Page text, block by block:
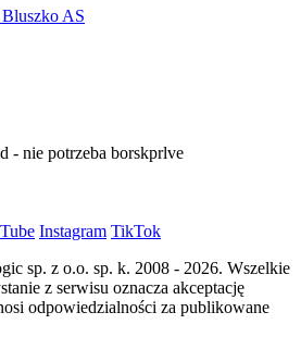
- nie potrzeba borskprlve
Instagram TikTok
sp. z o.o. sp. k. 2008 - 2026. Wszelkie
z serwisu oznacza akceptację
odpowiedzialności za publikowane